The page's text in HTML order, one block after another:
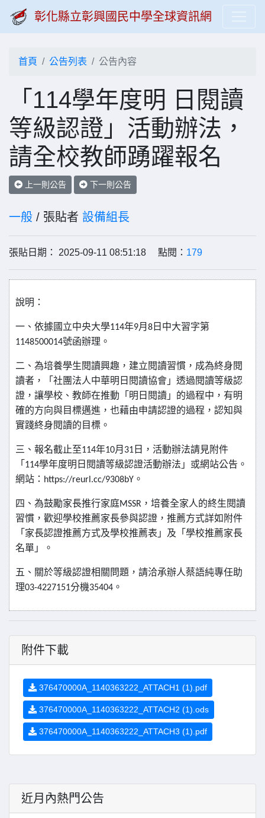
彰化縣立彰興國民中學全球資訊網
首頁 公告列表 公告內容
「114學年度明 日閱讀
等級認證」活動辦法，
請全校教師踴躍報名
上一則公告 下一則公告
一般 / 張貼者 設備組長
張貼日期： 2025-09-11 08:51:18 點閱： 179
說明：
一、依據國立中央大學114年9月 8 日中大習字第
1148500014號函辦理。
二、為培養學生閱讀興趣，建立閱讀習慣，成為終身閱
讀者，
「社團法人中華明日閱讀協會」透過閱讀等級認
證，讓學校、教師在推動「明日閱讀」的過程中，有明
確的方向與目標邁進，也藉由申請認證的過程，認知與
實踐終身閱讀的目標。
三、報名截止至114年10月 31 日，活動辦法請見附件
「 114學年度明日閱讀等級認證活動辦法」或網站公告。
網站： https://reurl.cc/9308bY 。
四、為鼓勵家長推行家庭MSSR ，培養全家人的終生閱讀
習慣， 歡迎學校推薦家長參與認證，推薦方式詳如附件
「家長認證推薦方式及學校推薦表」及「學校推薦家長
名單」。
五、關於等級認證相關問題，請洽承辦人蔡語純專任助
理03-4227151分機35404 。
附件下載
376470000A_1140363222_ATTACH1 (1).pdf
376470000A_1140363222_ATTACH2 (1).ods
376470000A_1140363222_ATTACH3 (1).pdf
近月內熱門公告